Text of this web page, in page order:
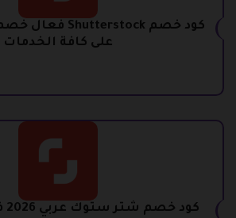
على كافة الخدمات